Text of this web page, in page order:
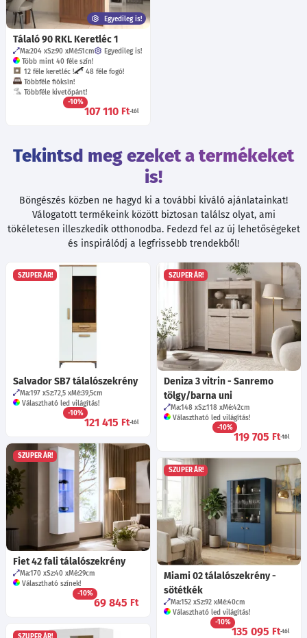
Egyedileg is!
Tálaló 90 RKL Keretléc 1
Ma:204 Sz:90 Mé:51cm
Egyedileg is!
Több mint 40 féle szín!
12 féle keretléc !
48 féle fogó!
Többféle fióksín!
Többféle kivetőpánt!
-10%
107 110 Ft-tól
Tekintsd meg ezeket a termékeket
is!
Böngészés közben ne hagyd ki a további kiváló ajánlatainkat!
Válogatott termékeink között biztosan találsz olyat, ami
tökéletesen illeszkedik otthonodba. Fedezd fel az új lehetőségeket
és inspirálódj a legfrissebb trendekből!
SZUPER ÁR!
Salvador SB7 tálalószekrény
Ma:197 Sz:72,5 Mé:39,5cm
Választható led világítás!
-10%
121 415 Ft-tól
SZUPER ÁR!
Deniza 3 vitrin - Sanremo
tölgy/barna uni
Ma:148 Sz:118 Mé:42cm
Választható led világítás!
-10%
119 705 Ft-tól
SZUPER ÁR!
Fiet 42 fali tálalószekrény
Ma:170 Sz:40 Mé:29cm
Választható színek!
-10%
69 845 Ft
SZUPER ÁR!
Miami 02 tálalószekrény -
sötétkék
Ma:152 Sz:92 Mé:40cm
Választható led világítás!
-10%
135 095 Ft-tól